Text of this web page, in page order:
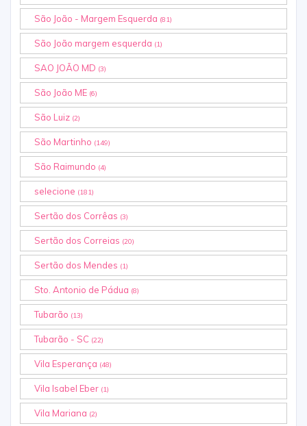
São João - Margem Esquerda (81)
São João margem esquerda (1)
SAO JOÃO MD (3)
São João ME (6)
São Luiz (2)
São Martinho (149)
São Raimundo (4)
selecione (181)
Sertão dos Corrêas (3)
Sertão dos Correias (20)
Sertão dos Mendes (1)
Sto. Antonio de Pádua (8)
Tubarão (13)
Tubarão - SC (22)
Vila Esperança (48)
Vila Isabel Eber (1)
Vila Mariana (2)